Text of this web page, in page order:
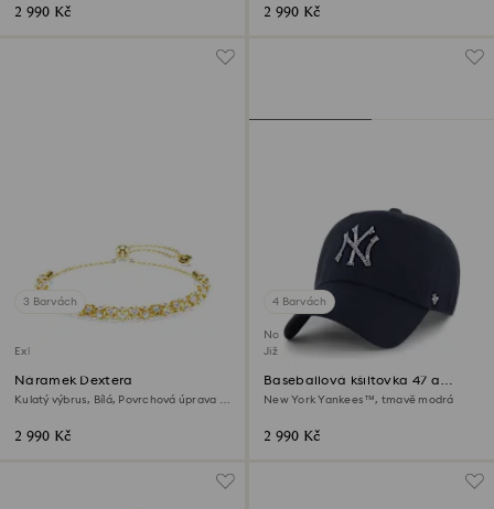
2 990 Kč 2 990 Kč
3 Barvách
Exkluzivně on-line
Náramek Dextera
Kulatý výbrus, Bílá, Povrchová úprava z
2 990 Kč
4 Barvách
Novinka
Již brzy
Baseballová kšiltovka 47 a
MLB® – limitovaná edice
New York Yankees™, tmavě modrá
2 990 Kč